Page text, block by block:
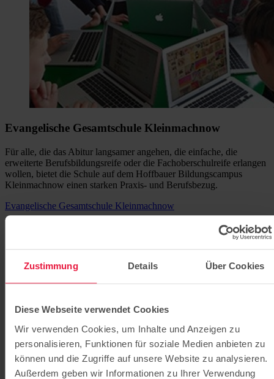
Zustimmung Details Über Cookies
Diese Webseite verwendet Cookies
Wir verwenden Cookies, um Inhalte und Anzeigen zu
personalisieren, Funktionen für soziale Medien anbieten zu
können und die Zugriffe auf unsere Website zu analysieren.
Außerdem geben wir Informationen zu Ihrer Verwendung
Evangelische Gesamtschule Kleinmachnow
Für alle, die das Abitur langsamer angehen, die einfache, die
erweiterte Berufsbildungsreife oder die Fachoberschulreife erlangen
wollen, bietet die Schule auf dem Hoffbauer Bildungscampus
Kleinmachnow einen starken Praxis- und Berufsbezug.
Evangelische Gesamtschule Kleinmachnow